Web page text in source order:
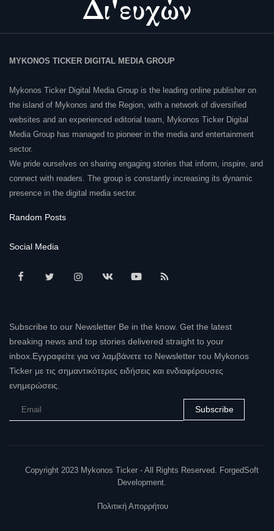
MYKONOS TICKER DIGITAL MEDIA GROUP
Mykonos Ticker Digital Media Group is the leading online publisher on
the island of Mykonos and the Region, with a network of diversified
websites and an experienced editorial team, Mykonos Ticker Digital
Media Group has managed to pioneer in the media and entertainment
sector.
We pride ourselves on sharing engaging stories that inform, inspire, and
connect with readers. The group is constantly increasing its dynamic
presence in the digital media sector.
Random Posts
Social Media
Subscribe to our Newsletter Be in the know. Get the latest
breaking news and top stories delivered straight to your
inbox.Εγγραφείτε για να λαμβάνετε το Newsletter του Mykonos
Ticker με τις σημαντικότερες ειδήσεις και ενδιαφέρουσες
ενημερώσεις.
Subscribe
Copyright 2023 Mykonos Ticker - All Rights Reserved. ForgedSoft
Development.
Πολιτική Απορρήτου